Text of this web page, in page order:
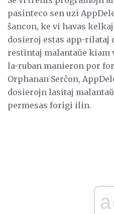
pasinteco sen uzi
ŝancon, ke vi havas
dosieroj estas app-rilataj
restintaj malantaŭe
la-ruban manieron por
Orphanan Serĉon,
dosierojn lasitaj
permesas forigi ilin.